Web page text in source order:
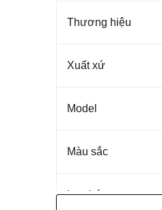
Thương hiệu
Xuất xứ
Model
Màu sắc
Lực hút